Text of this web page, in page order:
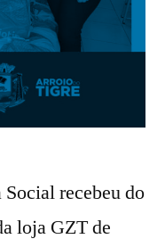
recebeu do
loja GZT de